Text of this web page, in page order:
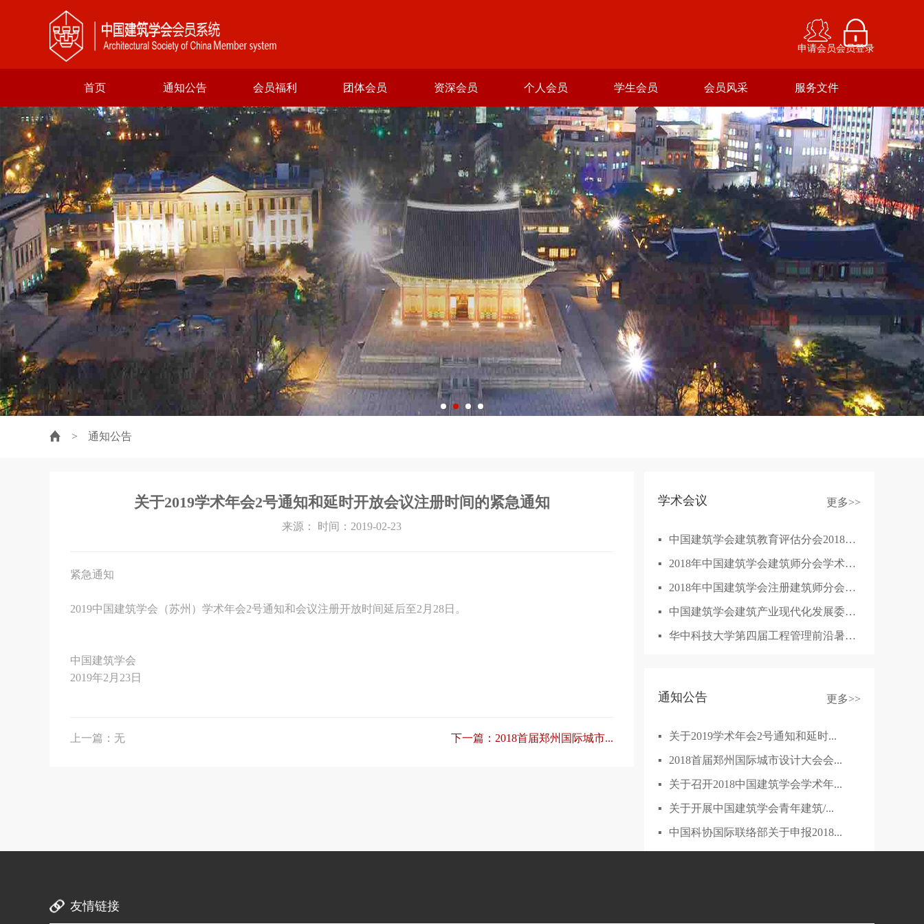
会员登录
申请会员
首页 通知公告 会员福利 团体会员 资深会员 个人会员 学生会员 会员风采 服务文件
> 通知公告
关于2019学术年会2号通知和延时开放会议注册时间的紧急通知
来源： 时间：2019-02-23
紧急通知
2019中国建筑学会（苏州）学术年会2号通知和会议注册开放时间延后至2月28日。
中国建筑学会
2019年2月23日
上一篇：无 下一篇：2018首届郑州国际城市...
学术会议 更多>>
▪ 中国建筑学会建筑教育评估分会2018年年会
▪ 2018年中国建筑学会建筑师分会学术年会
▪ 2018年中国建筑学会注册建筑师分会成立大会...
▪ 中国建筑学会建筑产业现代化发展委员会学术...
▪ 华中科技大学第四届工程管理前沿暑期学校
通知公告 更多>>
▪ 关于2019学术年会2号通知和延时...
▪ 2018首届郑州国际城市设计大会会...
▪ 关于召开2018中国建筑学会学术年...
▪ 关于开展中国建筑学会青年建筑/...
▪ 中国科协国际联络部关于申报2018...
友情链接